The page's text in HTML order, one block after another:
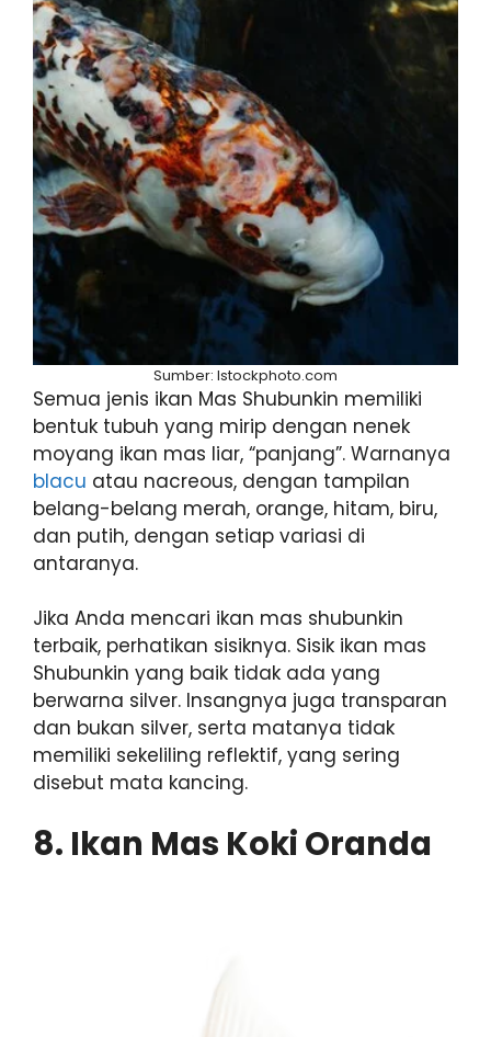
Sumber: Istockphoto.com
Semua jenis ikan Mas Shubunkin memiliki
bentuk tubuh yang mirip dengan nenek
moyang ikan mas liar, “panjang”. Warnanya
blacu atau nacreous, dengan tampilan
belang-belang merah, orange, hitam, biru,
dan putih, dengan setiap variasi di
antaranya.
Jika Anda mencari ikan mas shubunkin
terbaik, perhatikan sisiknya. Sisik ikan mas
Shubunkin yang baik tidak ada yang
berwarna silver. Insangnya juga transparan
dan bukan silver, serta matanya tidak
memiliki sekeliling reflektif, yang sering
disebut mata kancing.
8. Ikan Mas Koki Oranda